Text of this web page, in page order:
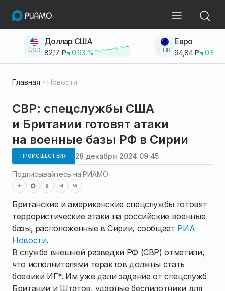
USD
Доллар США
82,17 ₽ 0.93 % EUR
Евро
94,84₽ 0.83
Главная Новости
СВР: спецслужбы США
и Британии готовят атаки
на военные базы РФ в Сирии
ПРОИСШЕСТВИЯ 28 декабря 2024 09:45
Подписывайтесь на РИАМО:
Британские и американские спецслужбы готовят
террористические атаки на российские военные
базы, расположенные в Сирии, сообщает РИА
Новости.
В службе внешней разведки РФ (СВР) отметили,
что исполнителями терактов должны стать
боевики ИГ*. Им уже дали задание от спецслужб
Британии и Штатов, ударные беспилотники для